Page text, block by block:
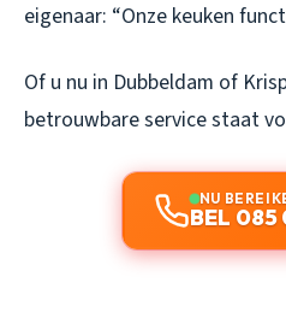
eigenaar: “Onze keuken
Of u nu in Dubbeldam of
betrouwbare service staat
NU
BEL 085